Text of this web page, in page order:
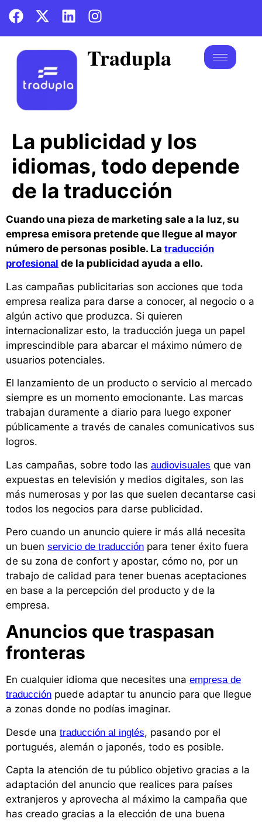
Tradupla
La publicidad y los
idiomas, todo depende
de la traducción
Cuando una pieza de marketing sale a la luz, su
empresa emisora pretende que llegue al mayor
número de personas posible. La traducción
profesional de la publicidad ayuda a ello.
Las campañas publicitarias son acciones que toda
empresa realiza para darse a conocer, al negocio o a
algún activo que produzca. Si quieren
internacionalizar esto, la traducción juega un papel
imprescindible para abarcar el máximo número de
usuarios potenciales.
El lanzamiento de un producto o servicio al mercado
siempre es un momento emocionante. Las marcas
trabajan duramente a diario para luego exponer
públicamente a través de canales comunicativos sus
logros.
Las campañas, sobre todo las audiovisuales que van
expuestas en televisión y medios digitales, son las
más numerosas y por las que suelen decantarse casi
todos los negocios para darse publicidad.
Pero cuando un anuncio quiere ir más allá necesita
un buen servicio de traducción para tener éxito fuera
de su zona de confort y apostar, cómo no, por un
trabajo de calidad para tener buenas aceptaciones
en base a la percepción del producto y de la
empresa.
Anuncios que traspasan
fronteras
En cualquier idioma que necesites una empresa de
traducción puede adaptar tu anuncio para que llegue
a zonas donde no podías imaginar.
Desde una traducción al inglés, pasando por el
portugués, alemán o japonés, todo es posible.
Capta la atención de tu público objetivo gracias a la
adaptación del anuncio que realices para países
extranjeros y aprovecha al máximo la campaña que
has creado gracias a la elección de una buena